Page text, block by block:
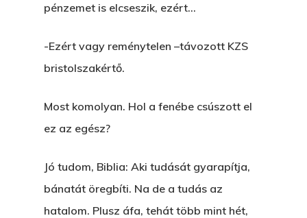
pénzemet is elcseszik, ezért…
-Ezért vagy reménytelen –távozott KZS
bristolszakértő.
Most komolyan. Hol a fenébe csúszott el
ez az egész?
Jó tudom, Biblia: Aki tudását gyarapítja,
bánatát öregbíti. Na de a tudás az
hatalom. Plusz áfa, tehát több mint hét,
VOLT EGYSZER EGY
ÁRULÓ!
AZ IGAZI AJÁNDÉK
Egy Hitelt, Ödön?
ELMENT A VILLAMOS